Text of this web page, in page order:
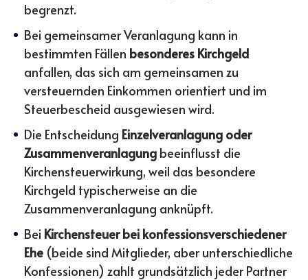
begrenzt.
Bei gemeinsamer Veranlagung kann in
bestimmten Fällen besonderes Kirchgeld
anfallen, das sich am gemeinsamen zu
versteuernden Einkommen orientiert und im
Steuerbescheid ausgewiesen wird.
Die Entscheidung Einzelveranlagung oder
Zusammenveranlagung beeinflusst die
Kirchensteuerwirkung, weil das besondere
Kirchgeld typischerweise an die
Zusammenveranlagung anknüpft.
Bei Kirchensteuer bei konfessionsverschiedener
Ehe (beide sind Mitglieder, aber unterschiedliche
Konfessionen) zahlt grundsätzlich jeder Partner